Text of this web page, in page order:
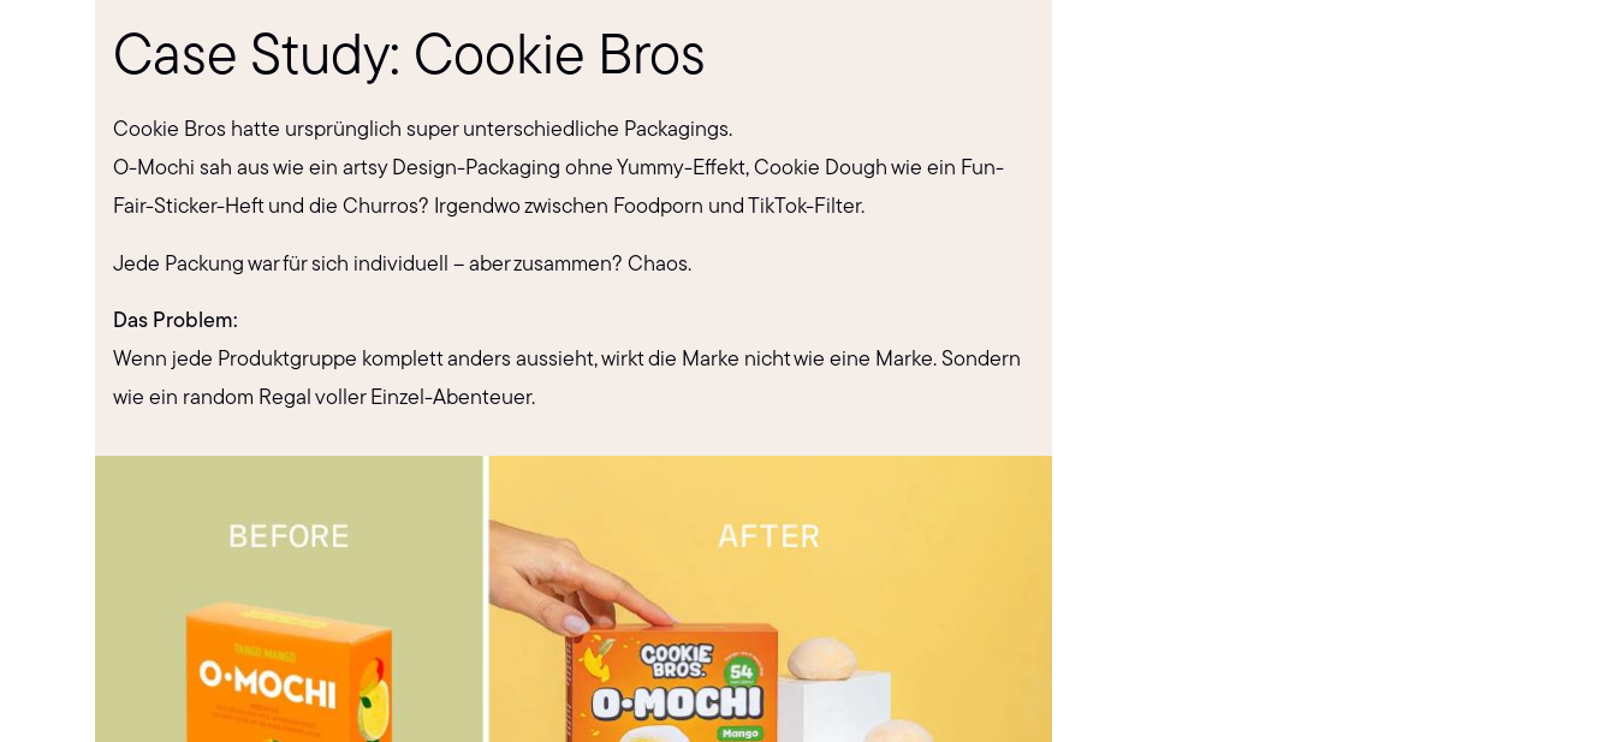
Case Study: Cookie Bros
Cookie Bros hatte ursprünglich super unterschiedliche Packagings.
O-Mochi sah aus wie ein artsy Design-Packaging ohne Yummy-Effekt, Cookie Dough wie ein Fun-
Fair-Sticker-Heft und die Churros? Irgendwo zwischen Foodporn und TikTok-Filter.
Jede Packung war für sich individuell – aber zusammen? Chaos.
Das Problem:
Wenn jede Produktgruppe komplett anders aussieht, wirkt die Marke nicht wie eine Marke. Sondern
wie ein random Regal voller Einzel-Abenteuer.